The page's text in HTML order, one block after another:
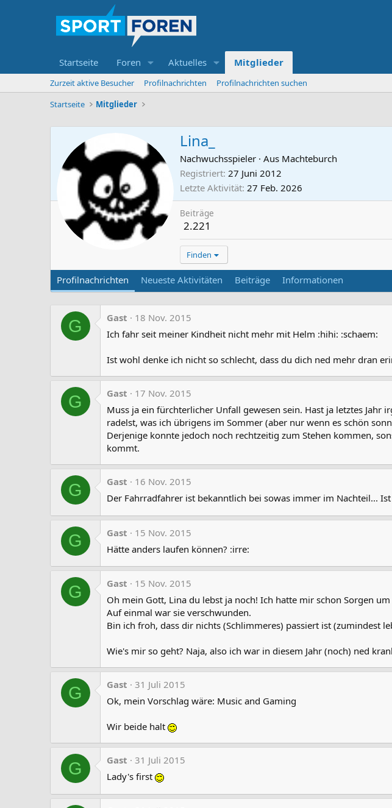
Startseite Foren Aktuelles Mitglieder
Zurzeit aktive Besucher Profilnachrichten
Profilnachrichten suchen
Startseite
Mitglieder
Lina_
Nachwuchsspieler · Aus Machteburch
Registriert 27 Juni 2012
Letzte Aktivität 27 Feb. 2026
Beiträge
2.221
Finden
Profilnachrichten Neueste Aktivitäten Beiträge Informationen
G Gast
18 Nov. 2015
Ich fahr seit meiner Kindheit nicht mehr mit Helm :hihi: :schaem:
Ist wohl denke ich nicht so schlecht, dass du dich ned mehr dran
G Gast
17 Nov. 2015
Muss ja ein fürchterlicher Unfall gewesen sein. Hast ja letztes
radelst, was ich übrigens im Sommer (aber nur wenn es schön
Derjenige konnte jedoch noch rechtzeitig zum Stehen kommen,
kommt.
G Gast
16 Nov. 2015
Der Fahrradfahrer ist bekanntlich bei sowas immer im Nachteil...
G Gast
15 Nov. 2015
Hätte anders laufen können? :irre:
G Gast
15 Nov. 2015
Oh mein Gott, Lina du lebst ja noch! Ich hatte mir schon Sorgen
Auf einmal war sie verschwunden.
Bin ich froh, dass dir nichts (Schlimmeres) passiert ist (zumindest
Wie's mir so geht? Naja, also ich war in diesem Jahr (noch) ned
G Gast
31 Juli 2015
Ok, mein Vorschlag wäre: Music and Gaming
Wir beide halt
G Gast
31 Juli 2015
Lady's first